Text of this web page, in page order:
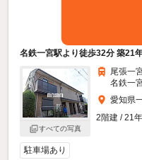
名鉄一宮駅より徒歩32分 築21
すべての写真
尾張一
名鉄一
愛知県
2階建 / 21
駐車場あり